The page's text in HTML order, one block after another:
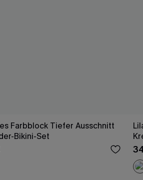
Farbblock Tiefer Ausschnitt
Bikini-Set